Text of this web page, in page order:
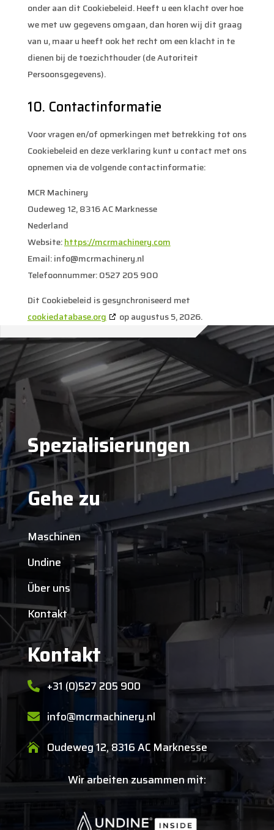
onder aan dit Cookiebeleid. Heeft u een klacht over hoe
we met uw gegevens omgaan, dan horen wij dit graag
van u, maar u heeft ook het recht om een klacht in te
dienen bij de toezichthouder (de Autoriteit
Persoonsgegevens).
10. Contactinformatie
Voor vragen en/of opmerkingen met betrekking tot ons
Cookiebeleid en deze verklaring kunt u contact met ons
opnemen via de volgende contactinformatie:
MCR Machinery
Oudeweg 12, 8316 AC Marknesse
Nederland
Website:https://mcrmachinery.com
Email:info@mcrmachinery.nl
Telefoonnummer: 0527 205 900
Dit Cookiebeleid is gesynchroniseerd met
cookiedatabase.org
op augustus 5, 2026.
Spezialisierungen
Gehe zu
Maschinen
Undine
Über uns
Kontakt
Kontakt
 +31 (0)527 205 900
 info@mcrmachinery.nl
 Oudeweg 12, 8316 AC Marknesse
Wir arbeiten zusammen mit: